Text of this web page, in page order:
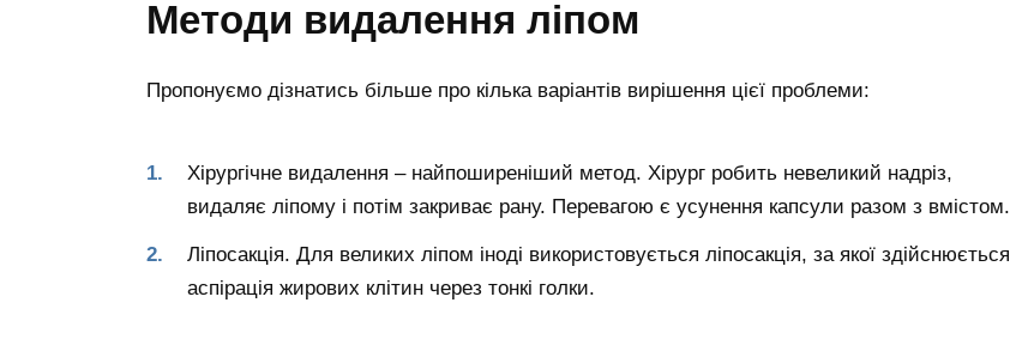
Методи видалення ліпом
Пропонуємо дізнатись більше про кілька варіантів вирішення цієї проблеми:
Хірургічне видалення – найпоширеніший метод. Хірург робить невеликий надріз,
видаляє ліпому і потім закриває рану. Перевагою є усунення капсули разом з вмістом.
Ліпосакція. Для великих ліпом іноді використовується ліпосакція, за якої здійснюється
аспірація жирових клітин через тонкі голки.